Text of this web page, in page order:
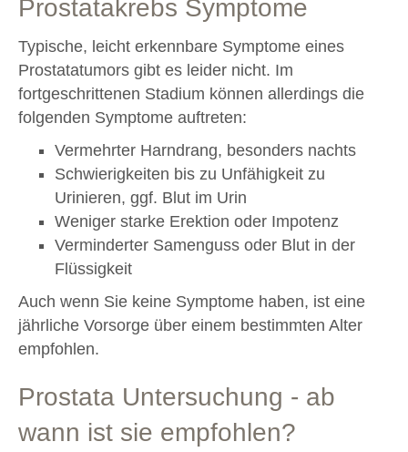
Prostatakrebs Symptome
Typische, leicht erkennbare Symptome eines
Prostatatumors gibt es leider nicht. Im
fortgeschrittenen Stadium können allerdings die
folgenden Symptome auftreten:
Vermehrter Harndrang, besonders nachts
Schwierigkeiten bis zu Unfähigkeit zu
Urinieren, ggf. Blut im Urin
Weniger starke Erektion oder Impotenz
Verminderter Samenguss oder Blut in der
Flüssigkeit
Auch wenn Sie keine Symptome haben, ist eine
jährliche Vorsorge über einem bestimmten Alter
empfohlen.
Prostata Untersuchung - ab
wann ist sie empfohlen?